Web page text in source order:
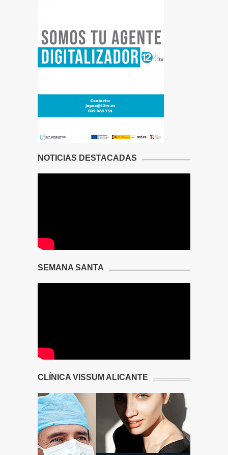
NOTICIAS DESTACADAS
SEMANA SANTA
CLÍNICA VISSUM ALICANTE